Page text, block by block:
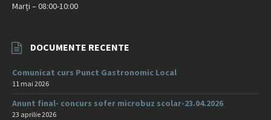
Marți – 08:00-10:00
DOCUMENTE RECENTE
Comunicat curs Punct Gastronomic Local
11 mai 2026
Anunt final- concurs sofer microbuz scolar-23.04.2026
23 aprilie 2026